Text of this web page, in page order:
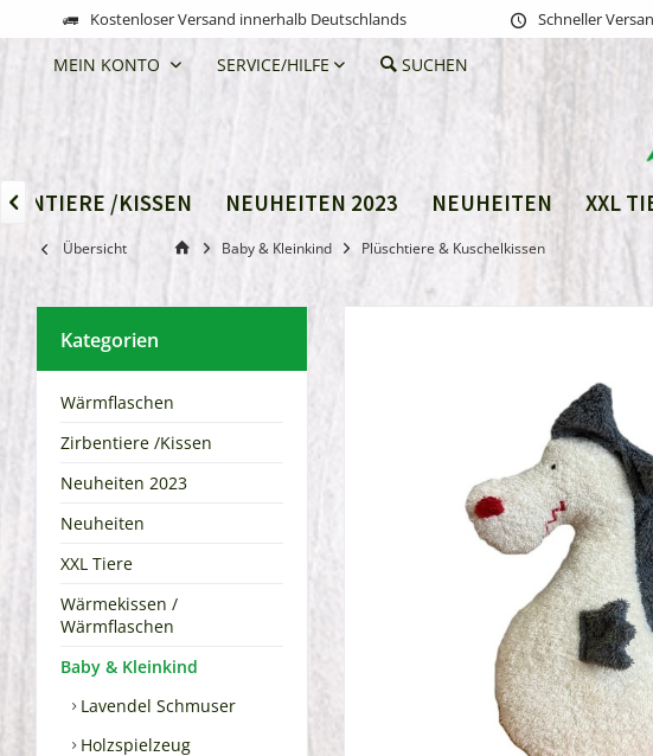
Kostenloser Versand innerhalb Deutschlands Schneller
MEIN KONTO SERVICE/HILFE SUCHEN
/KISSEN NEUHEITEN 2023 NEUHEITEN XXL

Übersicht Baby & Kleinkind Plüschtiere & Kuschelkissen
Kategorien
Wärmflaschen
Zirbentiere /Kissen
Neuheiten 2023
Neuheiten
XXL Tiere
Wärmekissen /
Wärmflaschen
Baby & Kleinkind
Lavendel Schmuser
Holzspielzeug